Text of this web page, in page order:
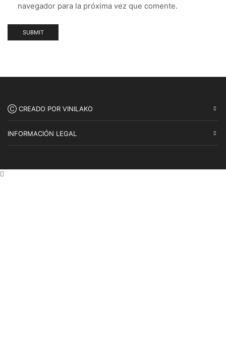
navegador para la próxima vez que comente.
Ⓒ CREADO POR VINILAKO
INFORMACIÓN LEGAL